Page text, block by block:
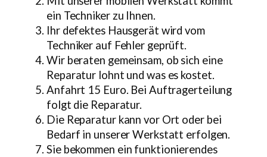
ein Techniker zu Ihnen.
Ihr defektes Hausgerät wird vom
Techniker auf Fehler geprüft.
Wir beraten gemeinsam, ob sich eine
Reparatur lohnt und was es kostet.
Anfahrt 15 Euro. Bei Auftragerteilung
folgt die Reparatur.
Die Reparatur kann vor Ort oder bei
Bedarf in unserer Werkstatt erfolgen.
Sie bekommen ein funktionierendes